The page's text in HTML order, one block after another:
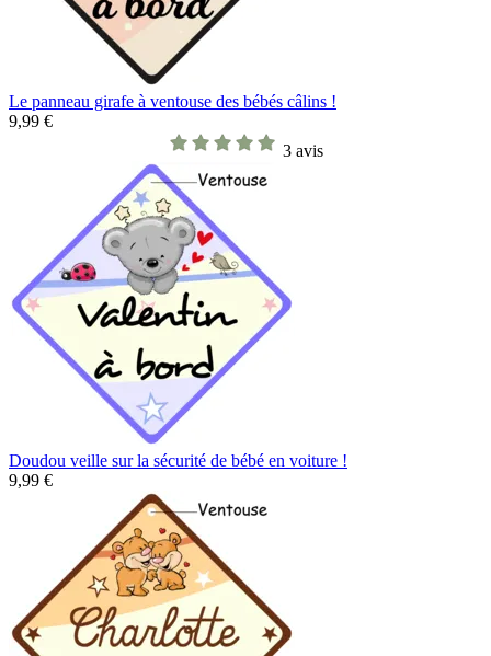
Le panneau girafe à ventouse des bébés câlins !
9,99 €
3 avis
Doudou veille sur la sécurité de bébé en voiture !
9,99 €